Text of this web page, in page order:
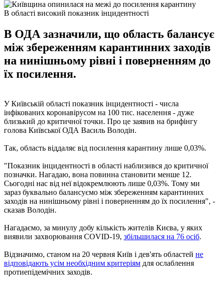
В області високий показник інцидентності
В ОДА зазначили, що область балансує
між збереженням карантинних заходів
на нинішньому рівні і поверненням до
їх посилення.
У Київській області показник інцидентності - числа
інфікованих коронавірусом на 100 тис. населення - дуже
близький до критичної точки. Про це заявив на брифінгу
голова Київської ОДА Василь Володін.
Так, область віддаляє від посилення карантину лише 0,03%.
"Показник інцидентності в області наблизився до критичної
позначки. Нагадаю, вона повинна становити менше 12.
Сьогодні нас від неї відокремлюють лише 0,03%. Тому ми
зараз буквально балансуємо між збереженням карантинних
заходів на нинішньому рівні і поверненням до їх посилення", -
сказав Володін.
Нагадаємо, за минулу добу кількість жителів Києва, у яких
виявили захворювання COVID-19, збільшилася на 76 осіб.
Відзначимо, станом на 20 червня Київ і дев'ять областей не
відповідають усім необхідним критеріям для ослаблення
протиепідемічних заходів.